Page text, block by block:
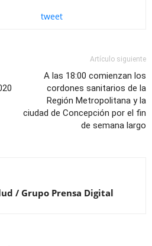
tweet
Artículo siguiente
A las 18:00 comienzan los
cordones sanitarios de la
Región Metropolitana y la
ciudad de Concepción por el fin
de semana largo
/ Grupo Prensa Digital